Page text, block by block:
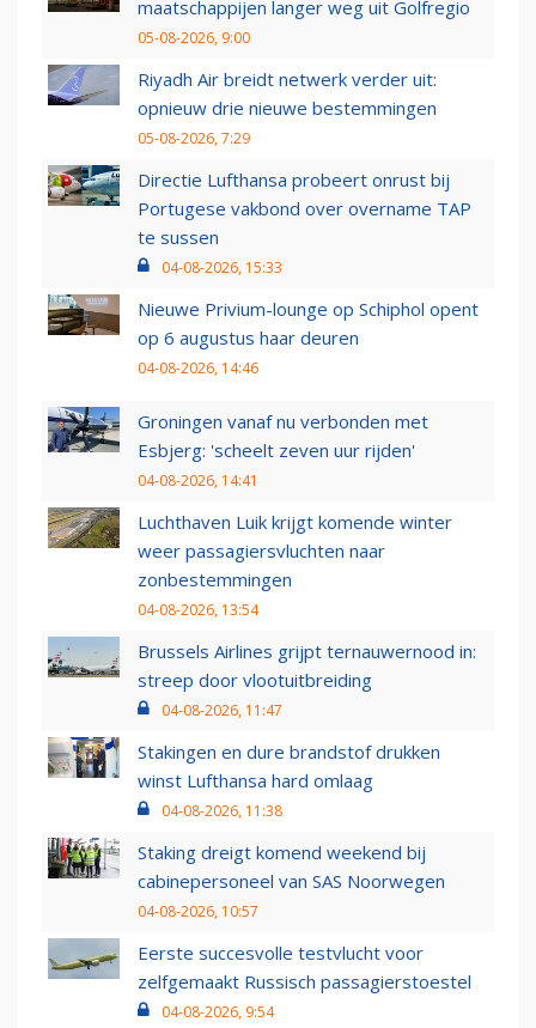
maatschappijen langer weg uit Golfregio
05-08-2026, 9:00
Riyadh Air breidt netwerk verder uit:
opnieuw drie nieuwe bestemmingen
05-08-2026, 7:29
Directie Lufthansa probeert onrust bij
Portugese vakbond over overname TAP
te sussen
04-08-2026, 15:33
Nieuwe Privium-lounge op Schiphol opent
op 6 augustus haar deuren
04-08-2026, 14:46
Groningen vanaf nu verbonden met
Esbjerg: 'scheelt zeven uur rijden'
04-08-2026, 14:41
Luchthaven Luik krijgt komende winter
weer passagiersvluchten naar
zonbestemmingen
04-08-2026, 13:54
Brussels Airlines grijpt ternauwernood in:
streep door vlootuitbreiding
04-08-2026, 11:47
Stakingen en dure brandstof drukken
winst Lufthansa hard omlaag
04-08-2026, 11:38
Staking dreigt komend weekend bij
cabinepersoneel van SAS Noorwegen
04-08-2026, 10:57
Eerste succesvolle testvlucht voor
zelfgemaakt Russisch passagierstoestel
04-08-2026, 9:54